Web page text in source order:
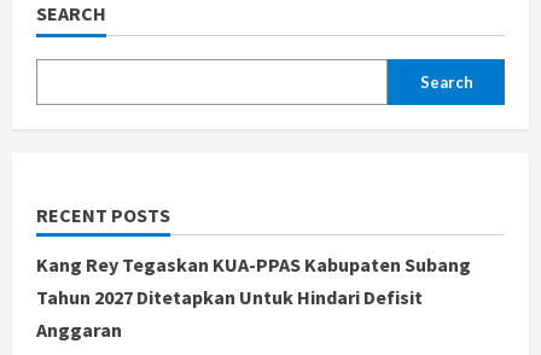
SEARCH
Search
RECENT POSTS
Kang Rey Tegaskan KUA-PPAS Kabupaten Subang
Tahun 2027 Ditetapkan Untuk Hindari Defisit
Anggaran